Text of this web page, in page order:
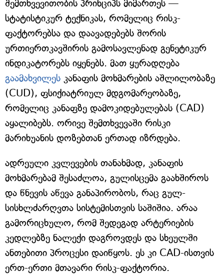
შემთხვევითობის პრინციპს მიმართეს —
სტატისტიკურ ტექნიკას, რომელიც რისკ-
ფაქტორებსა და დაავადებებს შორის
ურთიერთკავშირის გამოსავლენად გენეტიკურ
ინდიკატორებს იყენებს. მათ ყურადღება
გაამახვილეს კანაფის მოხმარების აშლილობაზე
(CUD), ფსიქიატრიულ მდგომარეობაზე,
რომელიც კანაფზე დამოკიდებულებას (CAD)
აყალიბებს. ორივე შემთხვევაში რისკი
მარიხუანის დოზებთან ერთად იზრდება.
ადრეული კვლევების თანახმად, კანაფის
მოხმარებამ შესაძლოა, გულისცემა გაახშიროს
და წნევის აწევა განაპირობოს, რაც გულ-
სისხლძარღვთა სისტემისთვის საშიშია. არაა
გამორიცხულო, რომ შედეგად არტერიების
კედლებზე ნალექი დაგროვდეს და სხეულში
ანთებითი პროცესი დაიწყოს. ეს კი CAD-ისთვის
ერთ-ერთი მთავარი რისკ-ფაქტორია.